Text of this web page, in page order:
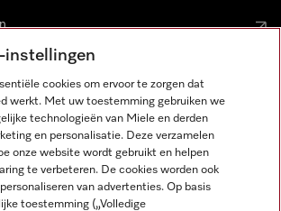
op Youtube
instellingen
cookies om ervoor te zorgen dat
werkt. Met uw toestemming gebruiken we
technologieën van Miele en derden
en personalisatie. Deze verzamelen
onze website wordt gebruikt en helpen
te verbeteren. De cookies worden ook
van advertenties. Op basis
toestemming („Volledige